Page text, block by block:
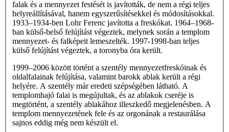
falak és a mennyezet festését is javították, de nem a régi teljes
helyreállításával, hanem egyszerűsítésekkel és módosításokkal.
1933–1934-ben Lohr Ferenc javította a freskókat. 1964–1968-
ban külső-belső felújítást végeztek, melynek során a templom
mennyezet- és falképeit lemeszelték. 1997-1998-ban teljes
külső felújítást végeztek, a toronyba óra került.
1999–2006 között történt a szentély mennyezetfreskóinak és
oldalfalainak felújítása, valamint barokk ablak került a régi
helyére. A szentély már eredeti szépségében látható. A
templomhajó falai is megújultak, és az ablakok cseréje is
megtörtént, a szentély ablakához illeszkedő megjelenésben. A
templom mennyezetének fele és az orgonának a restaurálása
sajnos eddig még nem készült el.